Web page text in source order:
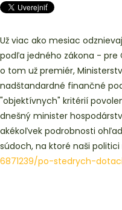
Už viac ako mesiac
podľa jedného zákona - pre
o tom už premiér,
nadštandardné finančné
"objektívnych" kritérií
dnešný minister
akékoľvek podrobnosti
súdoch, na ktoré naši
6871239/po-stedrych-